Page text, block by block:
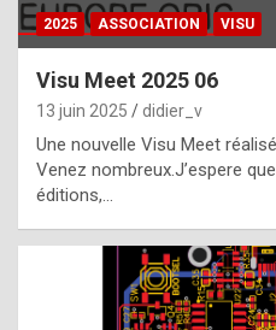
t
2025 ASSOCIATION VISU
Visu Meet 2025 06
13 juin 2025 didier_v
Une nouvelle Visu Meet
Venez nombreux.J’espere
éditions,…